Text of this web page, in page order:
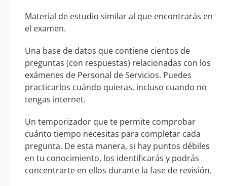
Material de estudio similar al que encontrarás en
el examen.
Una base de datos que contiene cientos de
preguntas (con respuestas) relacionadas con los
exámenes de Personal de Servicios. Puedes
practicarlos cuándo quieras, incluso cuando no
tengas internet.
Un temporizador que te permite comprobar
cuánto tiempo necesitas para completar cada
pregunta. De esta manera, si hay puntos débiles
en tu conocimiento, los identificarás y podrás
concentrarte en ellos durante la fase de revisión.